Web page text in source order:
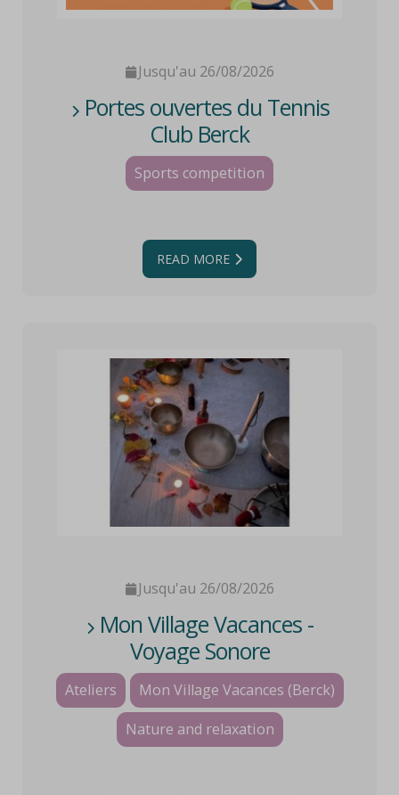
Jusqu'au 26/08/2026
Portes ouvertes du Tennis
Club Berck
Sports competition
READ MORE
Jusqu'au 26/08/2026
Mon Village Vacances -
Voyage Sonore
Ateliers
Mon Village Vacances (Berck)
Nature and relaxation